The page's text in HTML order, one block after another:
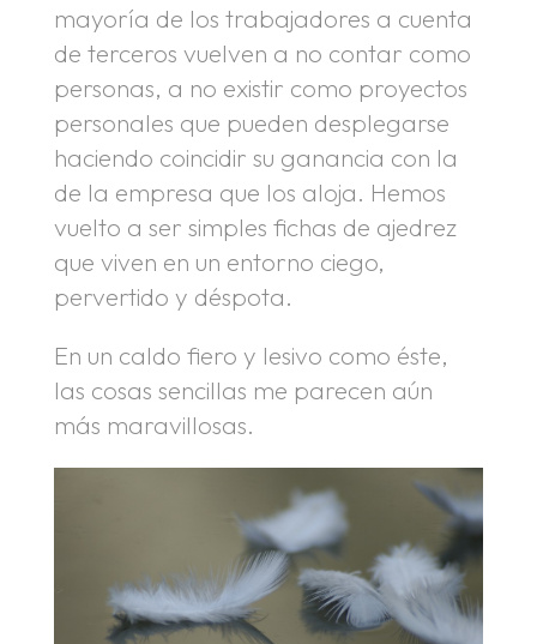
mayoría de los trabajadores a cuenta
de terceros vuelven a no contar como
personas, a no existir como proyectos
personales que pueden desplegarse
haciendo coincidir su ganancia con la
de la empresa que los aloja. Hemos
vuelto a ser simples fichas de ajedrez
que viven en un entorno ciego,
pervertido y déspota.
En un caldo fiero y lesivo como éste,
las cosas sencillas me parecen aún
más maravillosas.